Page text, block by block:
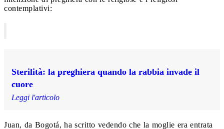
contemplativi:
Sterilità: la preghiera quando la rabbia invade il
cuore
Leggi l'articolo
Juan, da Bogotá, ha scritto vedendo che la moglie era entrata